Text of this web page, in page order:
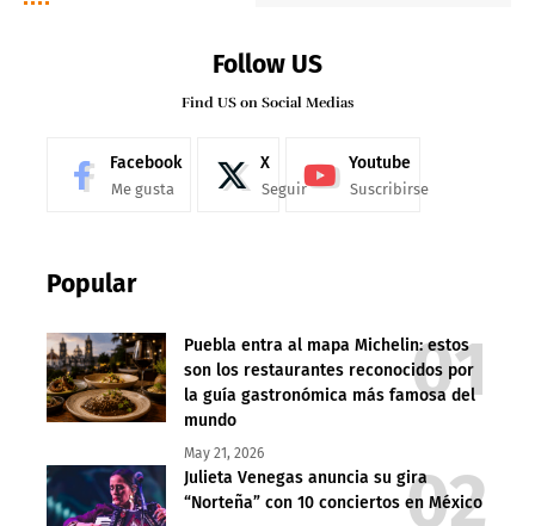
Follow US
Find US on Social Medias
Facebook
Me gusta
X
Seguir
Youtube
Suscribirse
Popular
Puebla entra al mapa Michelin: estos
son los restaurantes reconocidos por
la guía gastronómica más famosa del
mundo
May 21, 2026
Julieta Venegas anuncia su gira
“Norteña” con 10 conciertos en México